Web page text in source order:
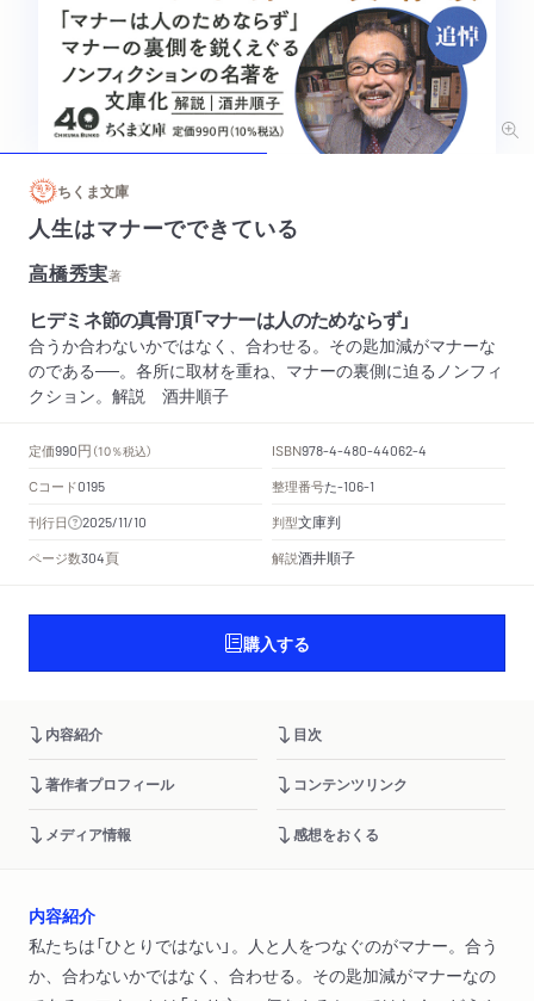
ちくま文庫
人生はマナーでできている
高橋秀実著
ヒデミネ節の真骨頂「マナーは人のためならず」
合うか合わないかではなく、合わせる。その匙加減がマナーな
のである──。各所に取材を重ね、マナーの裏側に迫るノンフィ
クション。解説 酒井順子
定価990円 （10％税込） ISBN978-4-480-44062-4
Cコード0195 整理番号た-106-1
刊行日 2025/11/10 判型文庫判
ページ数304頁 解説酒井順子
購入する
内容紹介 目次
著作者プロフィール コンテンツリンク
メディア情報 感想をおくる
内容紹介
私たちは「ひとりではない」。人と人をつなぐのがマナー。合う
か、合わないかではなく、合わせる。その匙加減がマナーなの